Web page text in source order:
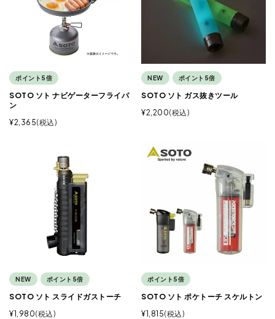
ポイント5倍
SOTO ソト ナビゲーターフライパ
ン
¥2,365 税込
NEW ポイント5倍
SOTO ソト ガス抜きツール
¥2,200 税込
NEW ポイント5倍
SOTO ソト スライドガストーチ
¥1,980 税込
ポイント5倍
SOTO ソト ポケトーチ スケルトン
¥1,815 税込